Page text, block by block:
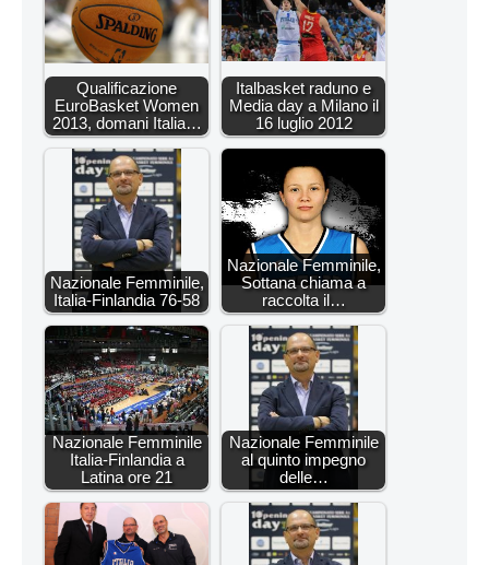
Qualificazione
EuroBasket Women
2013, domani Italia…
Italbasket raduno e
Media day a Milano il
16 luglio 2012
Nazionale Femminile,
Italia-Finlandia 76-58
Nazionale Femminile,
Sottana chiama a
raccolta il…
Nazionale Femminile
Italia-Finlandia a
Latina ore 21
Nazionale Femminile
al quinto impegno
delle…